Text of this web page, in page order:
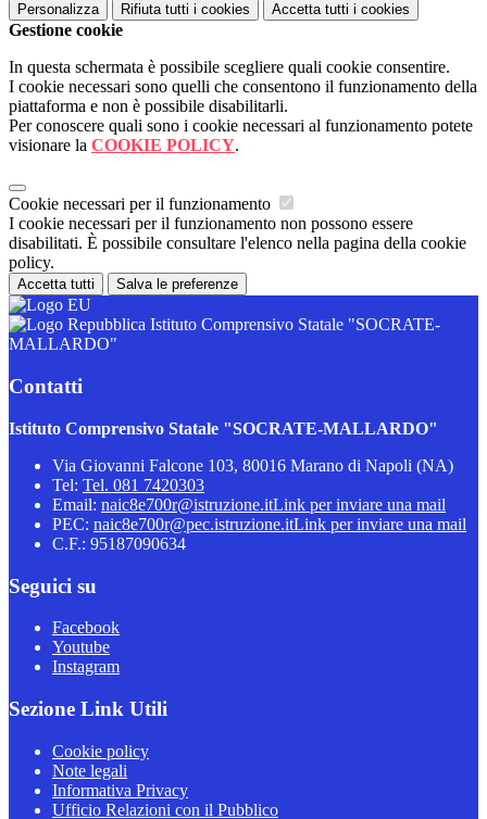
Personalizza Rifiuta tutti i cookies Accetta tutti i cookies
Gestione cookie
In questa schermata è possibile scegliere quali cookie consentire.
I cookie necessari sono quelli che consentono il funzionamento della
piattaforma e non è possibile disabilitarli.
Per conoscere quali sono i cookie necessari al funzionamento potete
visionare la COOKIE POLICY.
Cookie necessari per il funzionamento
I cookie necessari per il funzionamento non possono essere
disabilitati. È possibile consultare l'elenco nella pagina della cookie
policy.
Accetta tutti Salva le preferenze
Istituto Comprensivo Statale "SOCRATE-
MALLARDO"
Contatti
Istituto Comprensivo Statale "SOCRATE-MALLARDO"
Via Giovanni Falcone 103, 80016 Marano di Napoli (NA)
Tel: Tel. 081 7420303
Email: naic8e700r@istruzione.itLink per inviare una mail
PEC: naic8e700r@pec.istruzione.itLink per inviare una mail
C.F.: 95187090634
Seguici su
Facebook
Youtube
Instagram
Sezione Link Utili
Cookie policy
Note legali
Informativa Privacy
Ufficio Relazioni con il Pubblico